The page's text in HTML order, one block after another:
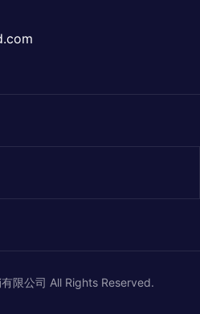
限公司 All Rights Reserved.